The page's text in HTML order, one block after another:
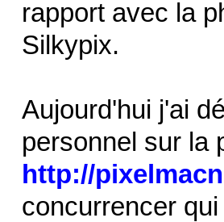
rapport avec la
Silkypix.
Aujourd'hui j'ai
personnel sur la
http://
concurrencer